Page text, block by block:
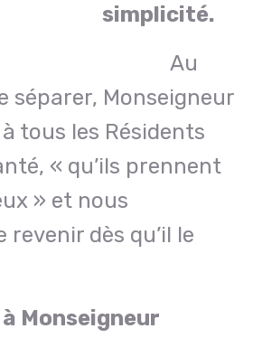
simplicité.
Au
séparer, Monseigneur
tous les Résidents
« qu’ils prennent
» et nous
dès qu’il le
Monseigneur